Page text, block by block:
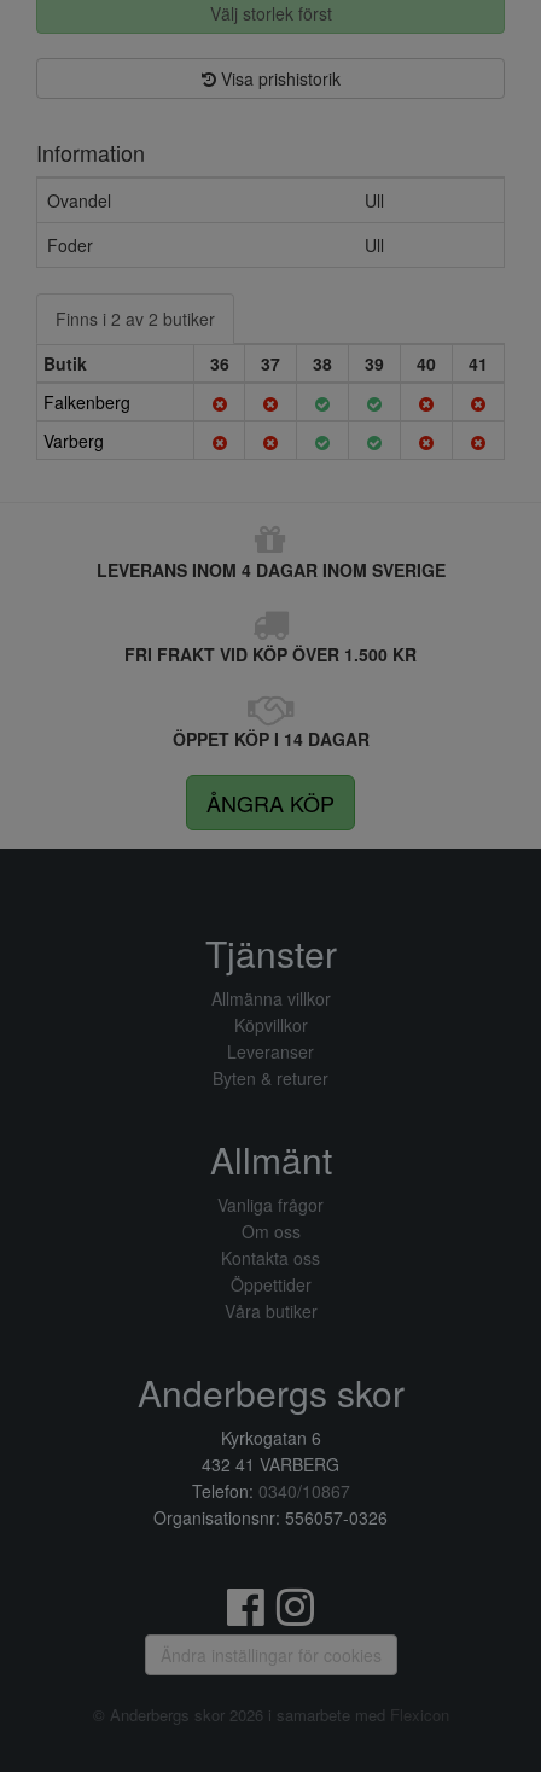
Välj storlek först
Visa prishistorik
Information
Ovandel
Ull
Foder
Ull
Finns i 2 av 2 butiker
Butik
36 37 38 39 40
41
Falkenberg
Varberg
LEVERANS INOM 4 DAGAR INOM SVERIGE
FRI FRAKT VID KÖP ÖVER 1.500 KR
ÖPPET KÖP I 14 DAGAR
ÅNGRA KÖP
Tjänster
Allmänna villkor
Köpvillkor
Leveranser
Byten & returer
Allmänt
Vanliga frågor
Om oss
Kontakta oss
Öppettider
Våra butiker
Anderbergs skor
Kyrkogatan 6
432 41 VARBERG
Telefon: 0340/10867
Organisationsnr: 556057-0326
Ändra inställingar för cookies
© Anderbergs skor 2026 i samarbete med Flexicon